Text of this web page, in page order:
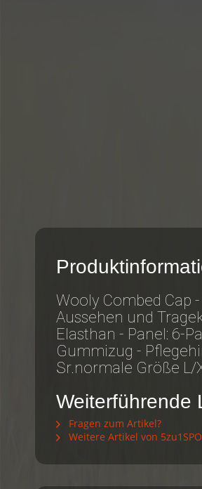
Wooly Combed Cap
Aussehen und
Elasthan - Panel: 6-
Gummizug -
Sr.normale Größe L/
Weiterführende
Fragen zum Artikel?
Weitere Artikel von